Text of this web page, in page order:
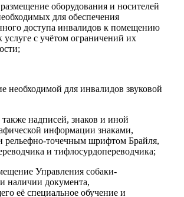
оборудования и носителей
для обеспечения
доступа инвалидов к помещению
услуге с учётом ограничений их
необходимой для инвалидов звуковой
надписей, знаков и иной
информации знаками,
точечным шрифтом Брайля,
и тифлосурдопереводчика;
Управления собаки-
наличии документа,
её специальное обучение и